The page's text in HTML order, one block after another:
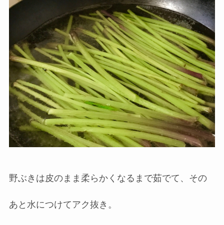
野ぶきは皮のまま柔らかくなるまで茹でて、その
あと水につけてアク抜き。